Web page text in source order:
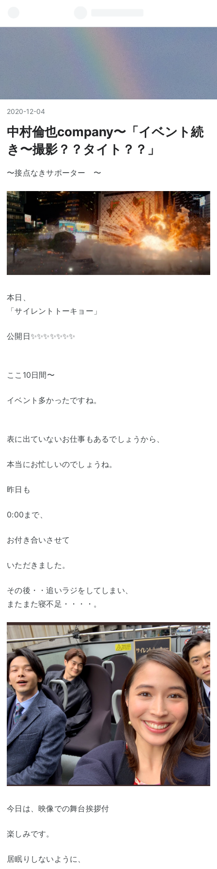
2020-12-04
中村倫也company〜「イベント続
き〜撮影？？タイト？？」
〜接点なきサポーター 〜
本日、
「サイレントトーキョー」
公開日✨✨✨✨✨✨✨
ここ10日間〜
イベント多かったですね。
表に出ていないお仕事もあるでしょうから、
本当にお忙しいのでしょうね。
昨日も
0:00まで、
お付き合いさせて
いただきました。
その後・・追いラジをしてしまい、
またまた寝不足・・・・。
今日は、映像での舞台挨拶付
楽しみです。
居眠りしないように、